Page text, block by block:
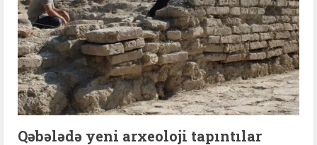
Qəbələdə yeni arxeoloji tapıntılar